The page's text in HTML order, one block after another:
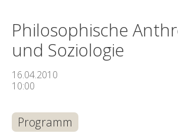
Philosophische
und Soziologie
16.04.2010
10:00
Programm